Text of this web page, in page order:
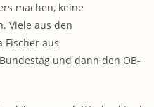
machen, keine
Viele aus den
Fischer aus
und dann den OB-